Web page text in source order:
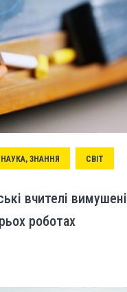
НАУКА, ЗНАННЯ СВІТ
вчителі вимушені
роботах